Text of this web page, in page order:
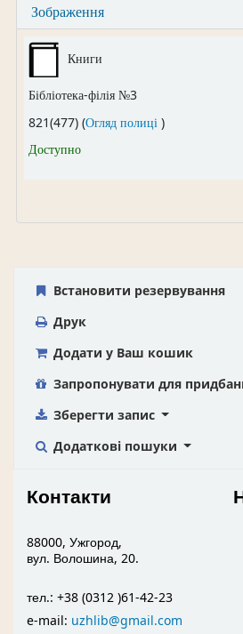
Зображення
Книги
Бібліотека-філія №3
821(477) (Огляд полиці(Відкривається
)
Доступно
Встановити резервування
Друк
Додати у Ваш кошик
Запропонувати для
Зберегти запис
Додаткові пошуки
Контакти
88000, Ужгород,
вул. Волошина, 20.
тел.: +38 (0312 )61-42-23
e-mail: uzhlib@gmail.com